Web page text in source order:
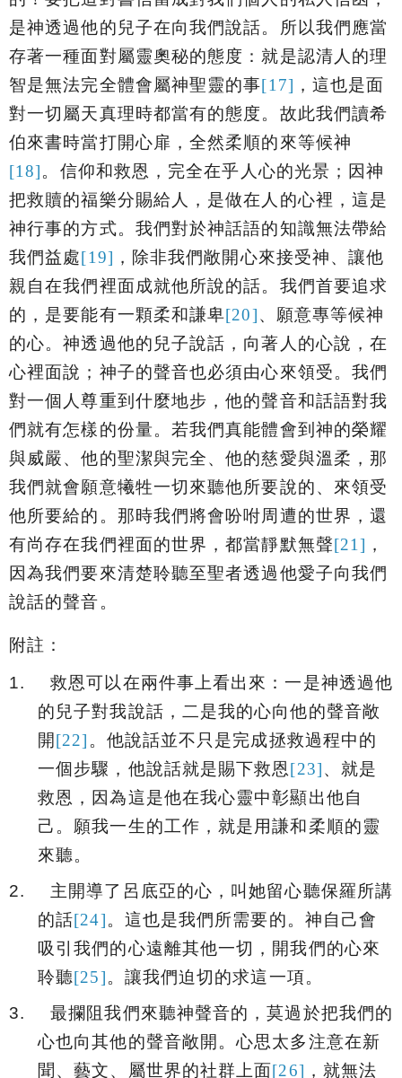
是神透過他的兒子在向我們說話。所以我們應當
存著一種面對屬靈奧秘的態度：就是認清人的理
智是無法完全體會屬神聖靈的事[17] ，這也是面
對一切屬天真理時都當有的態度。故此我們讀希
伯來書時當打開心扉，全然柔順的來等候神
[18]。信仰和救恩，完全在乎人心的光景；因神
把救贖的福樂分賜給人，是做在人的心裡，這是
神行事的方式。我們對於神話語的知識無法帶給
我們益處[19] ，除非我們敞開心來接受神、讓他
親自在我們裡面成就他所說的話。我們首要追求
的，是要能有一顆柔和謙卑[20]、願意專等候神
的心。神透過他的兒子說話，向著人的心說，在
心裡面說；神子的聲音也必須由心來領受。我們
對一個人尊重到什麼地步，他的聲音和話語對我
們就有怎樣的份量。若我們真能體會到神的榮耀
與威嚴、他的聖潔與完全、他的慈愛與溫柔，那
我們就會願意犧牲一切來聽他所要說的、來領受
他所要給的。那時我們將會吩咐周遭的世界，還
有尚存在我們裡面的世界，都當靜默無聲[21] ，
因為我們要來清楚聆聽至聖者透過他愛子向我們
說話的聲音。
附註：
1.
救恩可以在兩件事上看出來：一是神透過他
的兒子對我說話，二是我的心向他的聲音敞
開[22] 。他說話並不只是完成拯救過程中的
一個步驟，他說話就是賜下救恩[23]、就是
救恩，因為這是他在我心靈中彰顯出他自
己。願我一生的工作，就是用謙和柔順的靈
來聽。
2.
主開導了呂底亞的心，叫她留心聽保羅所講
的話[24]。 這也是我們所需要的。神自己會
吸引我們的心遠離其他一切，開我們的心來
聆聽[25]。讓我們迫切的求這一項。
3.
最攔阻我們來聽神聲音的，莫過於把我們的
心也向其他的聲音敞開。心思太多注意在新
聞、藝文、屬世界的社群上面[26] ，就無法